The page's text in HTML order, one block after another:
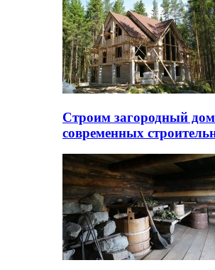
Строим загородный
современных